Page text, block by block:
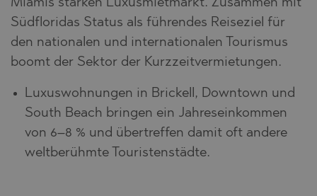
Miamis starken Luxusmietmarkt. Zusammen mit
Südfloridas Status als führendes Reiseziel für
den nationalen und internationalen Tourismus
boomt der Sektor der Kurzzeitvermietungen.
Luxuswohnungen in Brickell, Downtown und
South Beach bringen ein Jahreseinkommen
von 6–8 % und übertreffen damit oft andere
weltberühmte Touristenstädte.